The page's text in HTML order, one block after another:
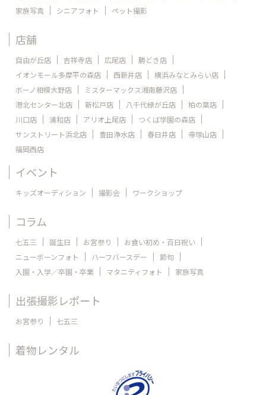
家族写真
シニアフォト ペット撮影
店舗
自由が丘店 吉祥寺店 広尾店
勝どき店
イオンモール多摩平の森店
西新井店
横浜みなとみらい店
ボーノ相模大野店
ミスターマックス湘南藤沢店
港北センター北店
新松戸店 八千代緑が丘店
柏の葉店
川口店
浦和店 アリオ上尾店
つくば学園の森店
サンストリート浜北店
豊田浄水店 春日井店
帝塚山店
福岡西店
イベント
キッズオーディション 撮影会 ワークショップ
コラム
七五三 誕生日 お宮参り
お食い初め・百日祝い
ニューボーンフォト
ハーフバースデー
節句
入園・入学／卒園・卒業
マタニティフォト 家族写真
出張撮影レポート
お宮参り 七五三
着物レンタル